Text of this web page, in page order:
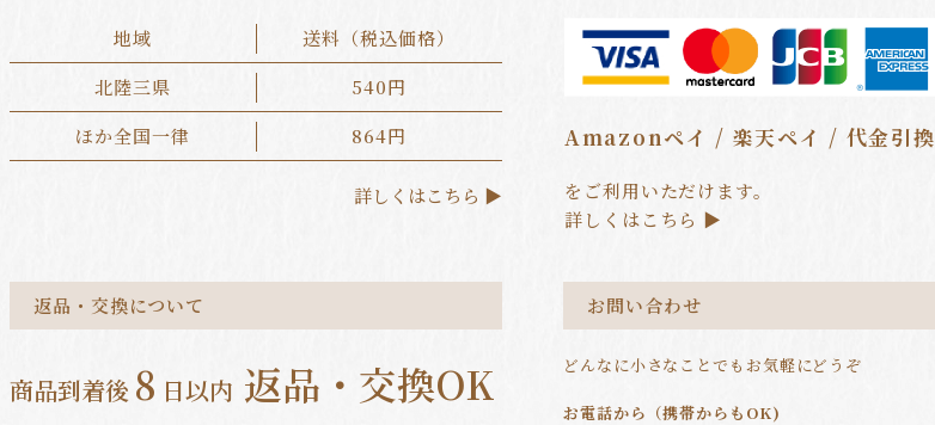
地域
送料（税込価格）
北陸三県
540円
ほか全国一律
864円
詳しくはこちら ▶
Amazonペイ / 楽天ペイ / 代金引換
をご利用いただけます。
詳しくはこちら ▶
返品・交換について
商品到着後 8 日以内 返品・交換OK
お問い合わせ
どんなに小さなことでもお気軽にどうぞ
お電話から（携帯からもOK)